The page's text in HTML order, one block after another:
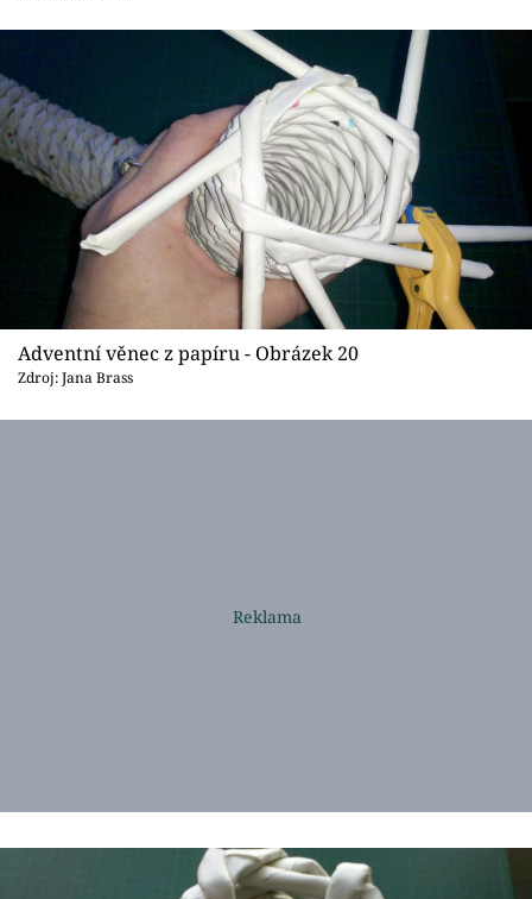
Adventní věnec z papíru - Obrázek 20
Zdroj: Jana Brass